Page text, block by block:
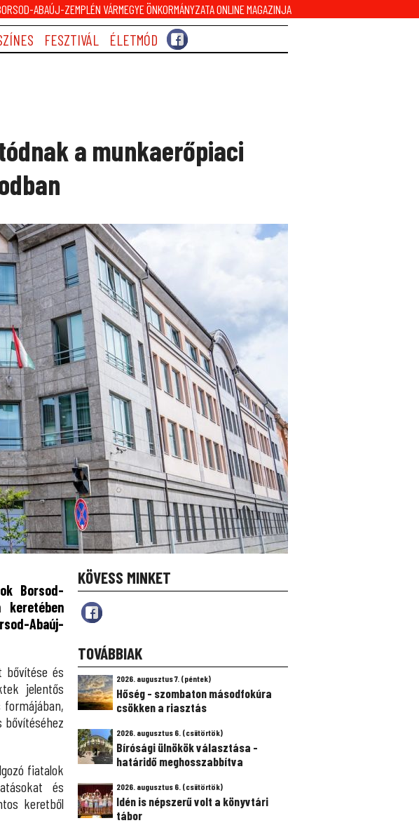
ABAÚJ-ZEMPLÉN VÁRMEGYE ÖNKORMÁNYZATA ONLINE MAGAZINJA
FESZTIVÁL ÉLETMÓD
a munkaerőpiaci
Borsod-
keretében
Abaúj-
bővítése és
jelentős
bővítéséhez
fiatalok
és
keretből
KÖVESS MINKET
TOVÁBBIAK
2026. augusztus 7. (péntek)
Hőség - szombaton másodfokúra
csökken a riasztás
2026. augusztus 6. (csütörtök)
Bírósági ülnökök választása -
határidő meghosszabbítva
2026. augusztus 6. (csütörtök)
Idén is népszerű volt a könyvtári
tábor